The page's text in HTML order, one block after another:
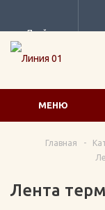
Прайс
МЕНЮ
Главная -
Лента